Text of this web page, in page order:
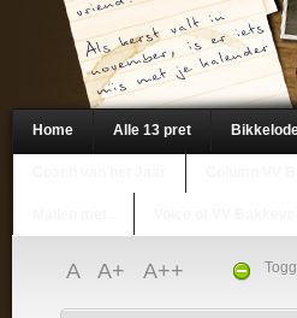
Home Alle 13 pret
A A+ A++